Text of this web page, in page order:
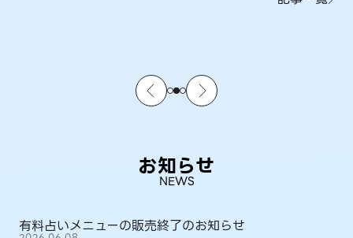
お知らせ
NEWS
有料占いメニューの販売終了のお知らせ